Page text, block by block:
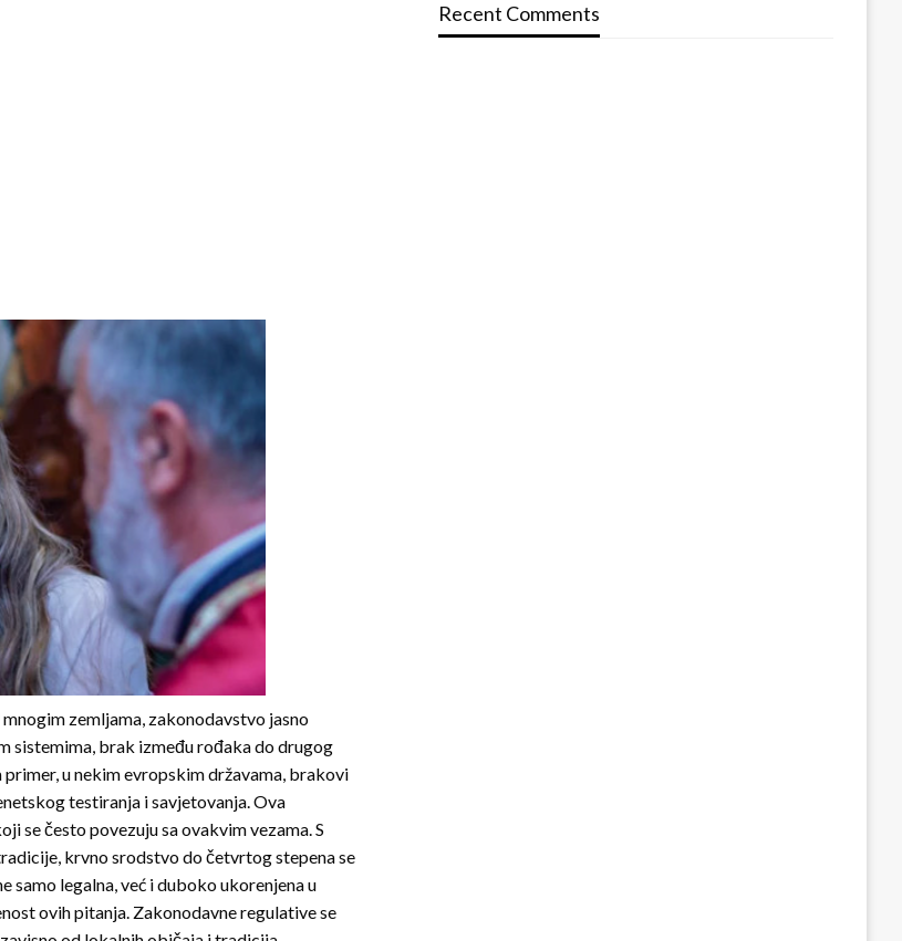
zemljama, zakonodavstvo jasno
sistemima, brak između rođaka do drugog
u nekim evropskim državama, brakovi
testiranja i savjetovanja. Ova
se često povezuju sa ovakvim vezama. S
krvno srodstvo do četvrtog stepena se
samo legalna, već i duboko ukorenjena u
ovih pitanja. Zakonodavne regulative se
Recent Comments